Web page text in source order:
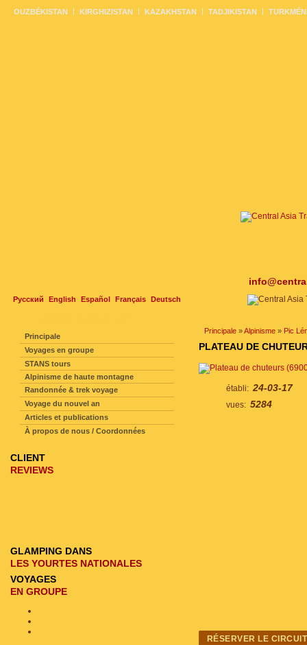
Русский English Español Français Deutsch
OUZBÉKISTAN KIRGHIZISTAN KAZAKHSTAN TADJIKISTAN
Principale »Alpinisme » Pic
PLATEAU DE
établi: 24-03-17
vues: 5284
RÉSERVER LE CIRCUIT
Principale
Voyages en groupe
STANS tours
Alpinisme de haute montagne
Randonnée & trek voyage
Voyage du nouvel an
Articles et publications
À propos de nous / Coordonnées
CLIENT
REVIEWS
GLAMPING DANS
LES YOURTES NATIONALES
VOYAGES
EN GROUPE